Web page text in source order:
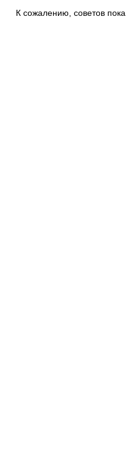
К сожалению, советов пока